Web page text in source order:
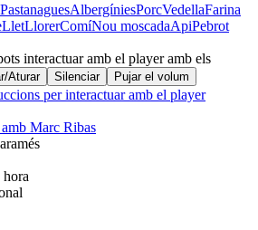
PastanaguesAlbergíniesPorcVedellaFarina
LletLlorerComíNou moscadaApiPebrot
interactuar amb el player amb els
Aturar Silenciar
Pujar el volum
per interactuar amb el player
Marc Ribas